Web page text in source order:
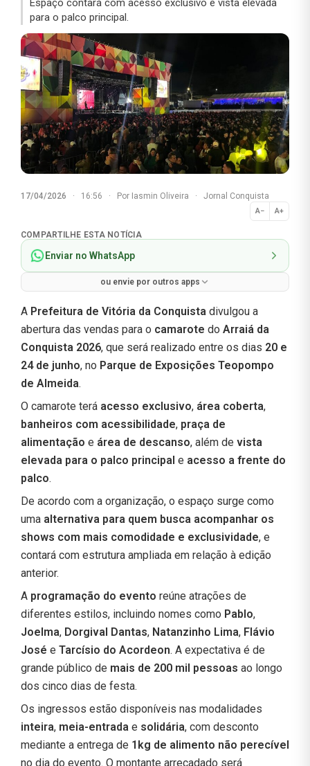
Espaço contará com acesso exclusivo e vista elevada
para o palco principal.
17/04/2026 · 16:56 · Por Iasmin Oliveira · Jornal Conquista
A− A+
Normal
COMPARTILHE ESTA NOTÍCIA
Enviar no WhatsApp
ou envie por outros apps
A Prefeitura de Vitória da Conquista divulgou a
abertura das vendas para o camarote do Arraiá da
Conquista 2026, que será realizado entre os dias 20 e
24 de junho, no Parque de Exposições Teopompo
de Almeida.
O camarote terá acesso exclusivo, área coberta,
banheiros com acessibilidade, praça de
alimentação e área de descanso, além de vista
elevada para o palco principal e acesso a frente do
palco.
De acordo com a organização, o espaço surge como
uma alternativa para quem busca acompanhar os
shows com mais comodidade e exclusividade, e
contará com estrutura ampliada em relação à edição
anterior.
A programação do evento reúne atrações de
diferentes estilos, incluindo nomes como Pablo,
Joelma, Dorgival Dantas, Natanzinho Lima, Flávio
José e Tarcísio do Acordeon. A expectativa é de
grande público de mais de 200 mil pessoas ao longo
dos cinco dias de festa.
Os ingressos estão disponíveis nas modalidades
inteira, meia-entrada e solidária, com desconto
mediante a entrega de 1kg de alimento não perecível
no dia do evento. O montante arrecadado será